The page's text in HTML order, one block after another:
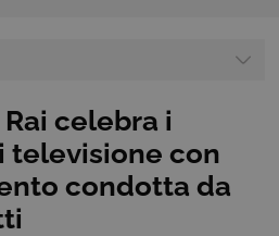
Rai celebra i
televisione con
condotta da